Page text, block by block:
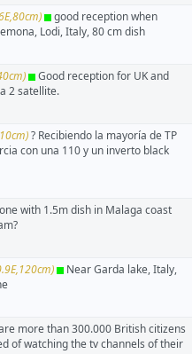
good reception when
Lodi, Italy, 80 cm dish
Good reception for UK and
2 satellite.
? Recibiendo la mayoría de TP
con una 110 y un inverto black
with 1.5m dish in Malaga coast
Near Garda lake, Italy,
more than 300.000 British citizens
of watching the tv channels of their